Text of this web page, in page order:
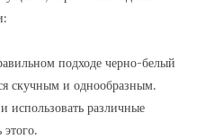
подходе черно-белый
скучным и однообразным.
использовать различные